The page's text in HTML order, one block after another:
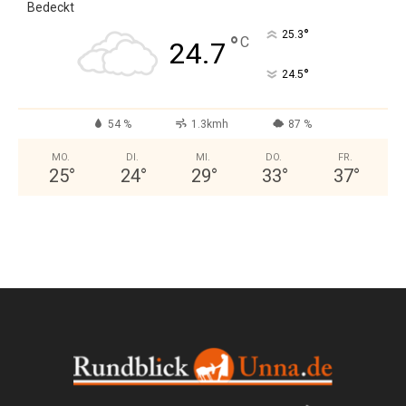
Bedeckt
24.7 °C 25.3°
24.5°
54 % 1.3kmh 87 %
MO.
25°
DI.
24°
MI.
29°
DO.
33°
FR.
37°